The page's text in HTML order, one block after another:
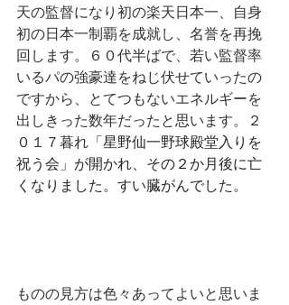
天の監督になり初の楽天日本一、自身
初の日本一制覇を成就し、名誉を再挽
回します。６０代半ばで、若い監督率
いるパの強豪達をねじ伏せていったの
ですから、とてつもないエネルギーを
出しきった数年だったと思います。２
０１７暮れ 「星野仙一野球殿堂入りを
祝う会」が開かれ、その２か月後に亡
くなりました。すい臓がんでした。
ものの見方は色々あってよいと思いま